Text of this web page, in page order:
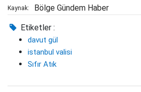
Kaynak: Bölge Gündem Haber
Etiketler :
davut gül
istanbul valisi
Sıfır Atık